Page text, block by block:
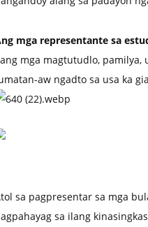
mga representante sa
mga magtutudlo, pamilya,
aw ngadto sa usa ka
sa pagpresentar sa mga
sa ilang